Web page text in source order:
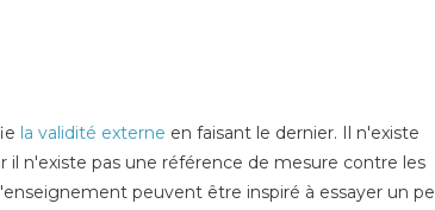
la validité externe en faisant le dernier. Il n'existe
n'existe pas une référence de mesure contre les
peuvent être inspiré à essayer un